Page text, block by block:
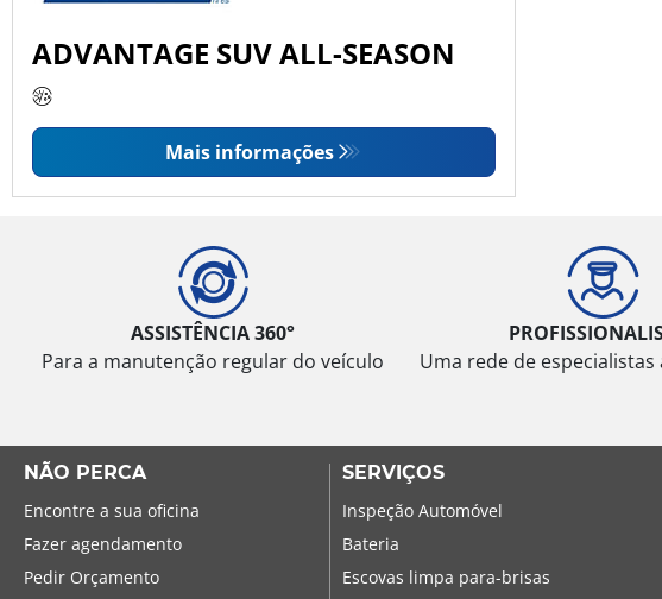
ADVANTAGE SUV ALL-SEASON
Mais informações
ASSISTÊNCIA 360°
Para a manutenção regular do veículo
Uma rede de especialistas
NÃO PERCA
Encontre a sua oficina
Fazer agendamento
Pedir Orçamento
SERVIÇOS
Inspeção Automóvel
Bateria
Escovas limpa para-brisas